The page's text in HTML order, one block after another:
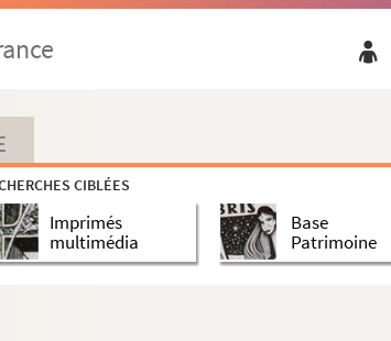
CIBLÉES
Imprimés
multimédia
Base
Patrimoine